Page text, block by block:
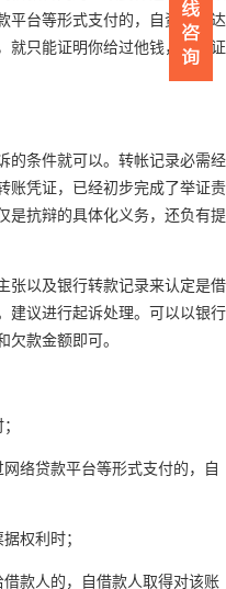
平台等形式支付的，自资金到达
就只能证明你给过他钱，不能证
的条件就可以。转帐记录必需经
账凭证，已经初步完成了举证责
是抗辩的具体化义务，还负有提
张以及银行转款记录来认定是借
建议进行起诉处理。可以以银行
款金额即可。
络贷款平台等形式支付的，自
权利时；
款人的，自借款人取得对该账